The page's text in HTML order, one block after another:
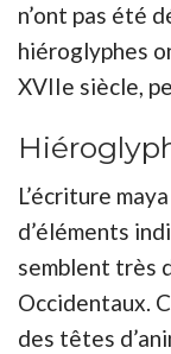
n’ont pas été
hiéroglyphes
XVIIe siècle,
L’écriture
d’éléments
semblent très
Occidentaux.
des têtes